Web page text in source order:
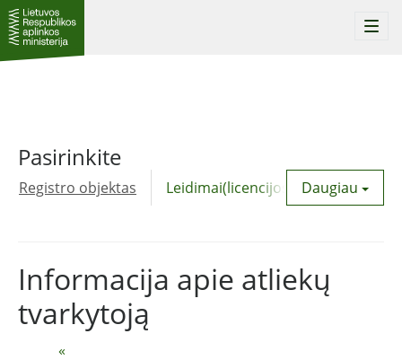
Pasirinkite
Registro objektas Leidimai(licencijos) Daugiau
«
Informacija apie atliekų
tvarkytoją